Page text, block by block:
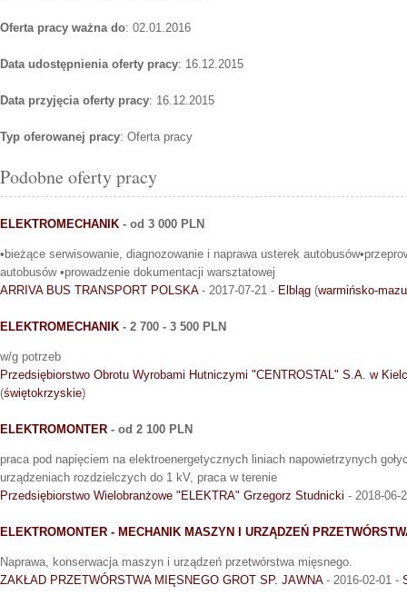
Oferta pracy ważna do: 02.01.2016
Data udostępnienia oferty pracy: 16.12.2015
Data przyjęcia oferty pracy: 16.12.2015
Typ oferowanej pracy: Oferta pracy
Podobne oferty pracy
ELEKTROMECHANIK - od 3 000 PLN
•bieżące serwisowanie, diagnozowanie i naprawa usterek
autobusów •prowadzenie dokumentacji warsztatowej
ARRIVA BUS TRANSPORT POLSKA- 2017-07-21 - Elbląg (warmińsko-
ELEKTROMECHANIK - 2 700 - 3 500 PLN
w/g potrzeb
Przedsiębiorstwo Obrotu Wyrobami Hutniczymi "CENTROSTAL" S.A. w
(świętokrzyskie)
ELEKTROMONTER - od 2 100 PLN
praca pod napięciem na elektroenergetycznych liniach napowietrzynych
urządzeniach rozdzielczych do 1 kV, praca w terenie
Przedsiębiorstwo Wielobranżowe "ELEKTRA" Grzegorz Studnicki - 2018-06-
ELEKTROMONTER - MECHANIK MASZYN I URZĄDZEŃ
Naprawa, konserwacja maszyn i urządzeń przetwórstwa mięsnego.
ZAKŁAD PRZETWÓRSTWA MIĘSNEGO GROT SP. JAWNA- 2016-02-01 -